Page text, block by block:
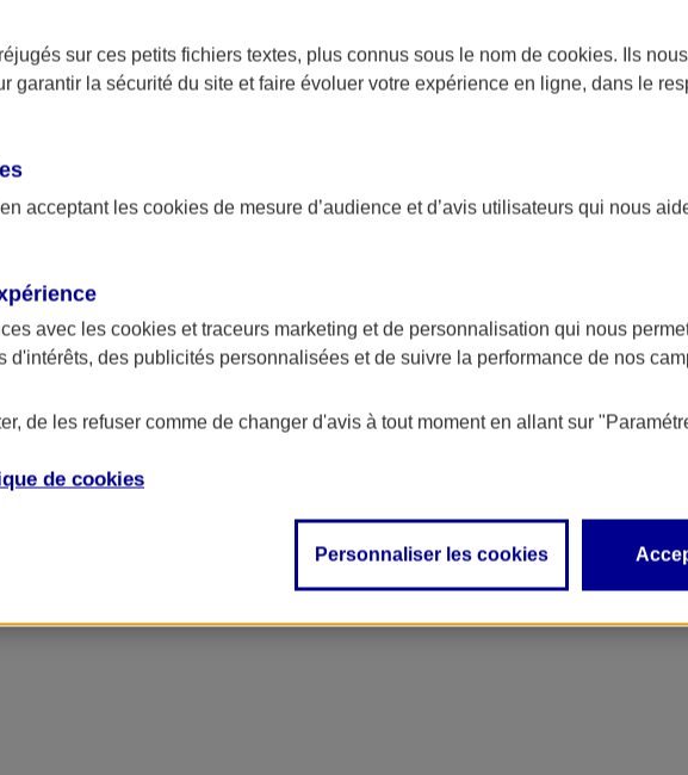
sur ces petits fichiers textes, plus connus sous le nom de cookies. Ils
garantir la sécurité du site et faire évoluer votre expérience en ligne, dans le
acceptant les cookies de mesure d’audience et d’avis utilisateurs qui nous
avec les cookies et traceurs marketing et de personnalisation qui nous
d'intérêts, des publicités personnalisées et de suivre la performance de nos
de les refuser comme de changer d'avis à tout moment en allant sur
de cookies
Personnaliser les cookies